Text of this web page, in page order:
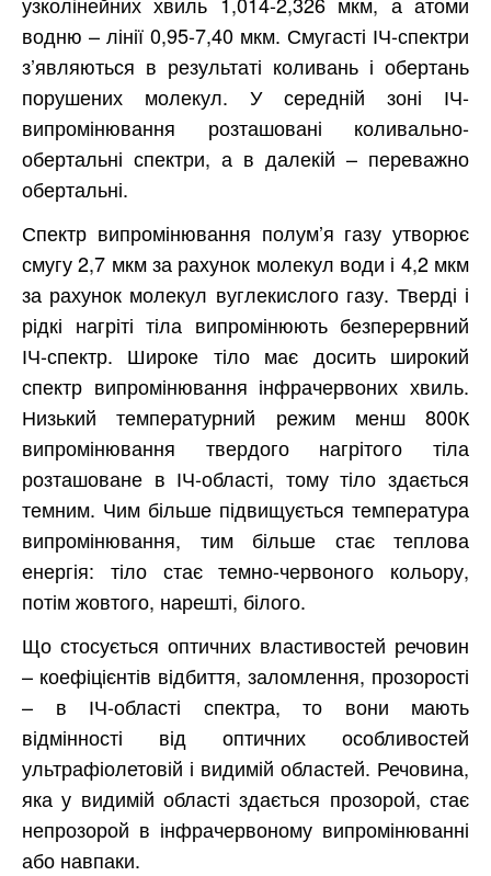
водню – лінії 0,95-7,40 мкм. Смугасті ІЧ-спектри
з’являються в результаті коливань і обертань
порушених молекул. У середній зоні ІЧ-
випромінювання розташовані коливально-
обертальні спектри, а в далекій – переважно
обертальні.
Спектр випромінювання полум’я газу утворює
смугу 2,7 мкм за рахунок молекул води і 4,2 мкм
за рахунок молекул вуглекислого газу. Тверді і
рідкі нагріті тіла випромінюють безперервний
ІЧ-спектр. Широке тіло має досить широкий
спектр випромінювання інфрачервоних хвиль.
Низький температурний режим менш 800К
випромінювання твердого нагрітого тіла
розташоване в ІЧ-області, тому тіло здається
темним. Чим більше підвищується температура
випромінювання, тим більше стає теплова
енергія: тіло стає темно-червоного кольору,
потім жовтого, нарешті, білого.
Що стосується оптичних властивостей речовин
– коефіцієнтів відбиття, заломлення, прозорості
– в ІЧ-області спектра, то вони мають
відмінності від оптичних особливостей
ультрафіолетовій і видимій областей. Речовина,
яка у видимій області здається прозорой, стає
непрозорой в інфрачервоному випромінюванні
або навпаки.